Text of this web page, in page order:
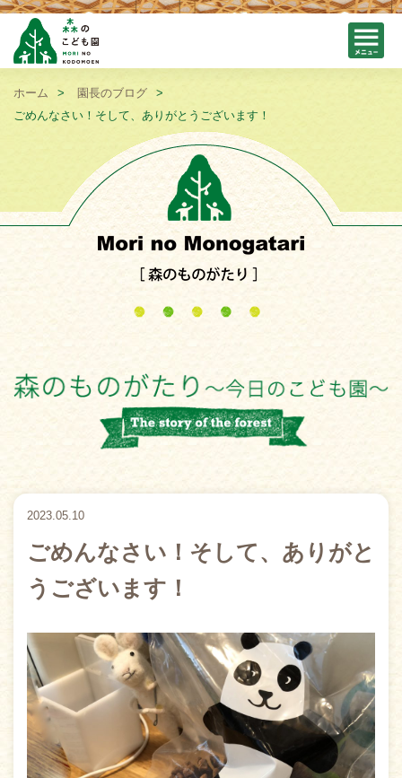
ホーム
園長のブログ
ごめんなさい！そして、ありがとうございます！
2023.05.10
ごめんなさい！そして、ありがと
うございます！